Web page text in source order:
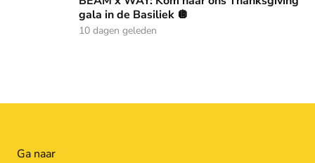
gala in de Basiliek 🪩
10 dagen geleden
Ga naar